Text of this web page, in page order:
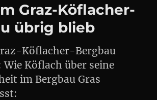
Graz-Köflacher-
übrig blieb
Köflacher-Bergbau
Köflach über seine
im Bergbau Gras